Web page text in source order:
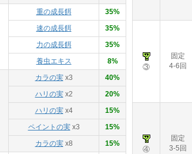
重の成長餌
35%
速の成長餌
35%
力の成長餌
35%
養虫エキス
8%
カラの実x3
40%
ハリの実x2
20%
ハリの実x4
15%
ペイントの実x3
15%
カラの実x8 15%
③
固定
4-6回
④
固定
3-5回